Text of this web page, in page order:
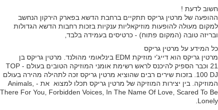
חשוב לדעת !
ההופעה של מרטין גריקס תתקיים ברחבת הדשא בפארק הירקון הנחשב
למקום מעולה להופעות מוזיקאליות ענקיות בזכות רחבות הדשא הגדולות
ובריזה טובה (המקום פתוח) - כרטיסים בעמידה בלבד,
כל המידע על מרטין גריקס
מרטין גריקס הוא דייג'י מוזיקת EDM בינלאומי מהולנד. מרטין גריקס בן
21 וכבר הספיק להיכנס לראש רשימת אומני המוזיקה הטובים בעולם - TOP
100 DJ. בזכות שירים רבים שהוציא מרטין גריקס זכה לתהילה מהירה בעולם
המוזיקה. בין יצירות המוזיקה של מרטין גריקס תכלו למצוא את - Animals,
There For You, Forbidden Voices, In The Name Of Love, Scared To Be
Lonely.